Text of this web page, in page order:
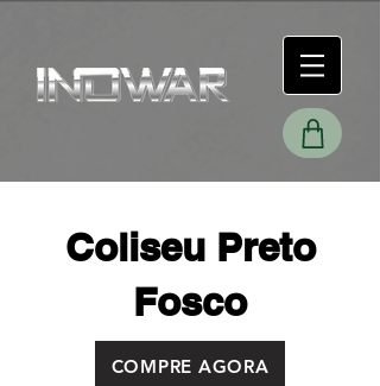
Coliseu Preto
Fosco
COMPRE AGORA